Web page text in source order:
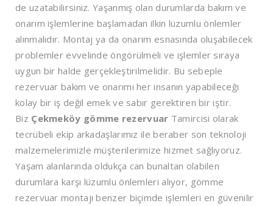
de uzatabilirsiniz. Yaşanmış olan durumlarda bakım ve
onarım işlemlerine başlamadan ilkin lüzumlu önlemler
alınmalıdır. Montaj ya da onarım esnasında oluşabilecek
problemler evvelinde öngörülmeli ve işlemler sıraya
uygun bir halde gerçekleştirilmelidir. Bu sebeple
rezervuar bakım ve onarımı her insanın yapabileceği
kolay bir iş değil emek ve sabır gerektiren bir iştir.
Biz Çekmeköy gömme rezervuar Tamircisi olarak
tecrübeli ekip arkadaşlarımız ile beraber son teknoloji
malzemelerimizle müşterilerimize hizmet sağlıyoruz.
Yaşam alanlarında oldukça can bunaltan olabilen
durumlara karşı lüzumlu önlemleri alıyor, gömme
rezervuar montajı benzer biçimde işlemleri en güvenilir